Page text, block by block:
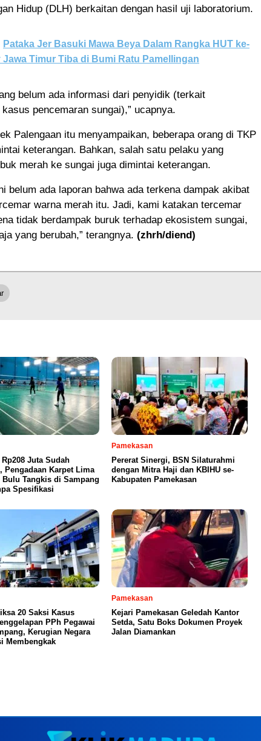
Hidup (DLH) berkaitan dengan hasil uji laboratorium.
Pataka Jer Basuki Mawa Beya Dalam Rangka HUT ke-
Jawa Timur Tiba di Bumi Ratu Pamellingan
belum ada informasi dari penyidik (terkait
pencemaran sungai),” ucapnya.
Palengaan itu menyampaikan, beberapa orang di TKP
keterangan. Bahkan, salah satu pelaku yang
merah ke sungai juga dimintai keterangan.
belum ada laporan bahwa ada terkena dampak akibat
warna merah itu. Jadi, kami katakan tercemar
tidak berdampak buruk terhadap ekosistem sungai,
yang berubah,” terangnya. (zhrh/diend)
Juta Sudah
Pengadaan Karpet Lima
Bulu Tangkis di Sampang
Spesifikasi
Pamekasan
Pererat Sinergi, BSN Silaturahmi
dengan Mitra Haji dan KBIHU se-
Kabupaten Pamekasan
20 Saksi Kasus
PPh Pegawai
Kerugian Negara
Membengkak
Pamekasan
Kejari Pamekasan Geledah Kantor
Setda, Satu Boks Dokumen Proyek
Jalan Diamankan